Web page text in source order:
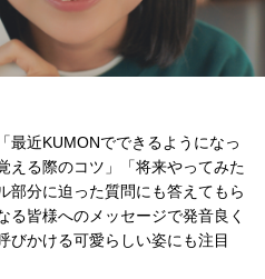
最近KUMONでできるようになっ
える際のコツ」「将来やってみた
部分に迫った質問にも答えてもら
る皆様へのメッセージで発音良く
びかける可愛らしい姿にも注目